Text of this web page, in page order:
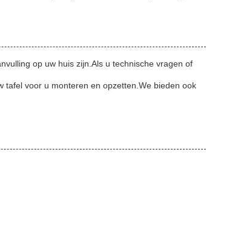
op uw huis zijn.Als u technische vragen of
tafel voor u monteren en opzetten.We bieden ook